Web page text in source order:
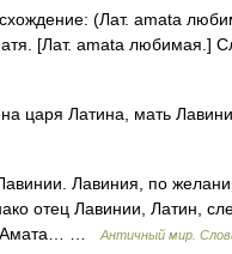
(Лат. amata
[Лат. amata любимая.]
царя Латина, мать
Лавиния, по
отец Лавинии, Латин,
Амата… …
Античный мир.